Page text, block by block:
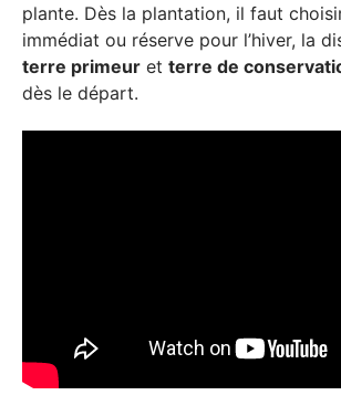
plante. Dès la plantation, il faut
immédiat ou réserve pour l’hiver, la
terre primeur et terre de
dès le départ.